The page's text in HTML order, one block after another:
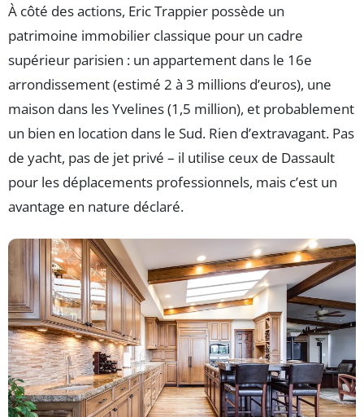
À côté des actions, Eric Trappier possède un
patrimoine immobilier classique pour un cadre
supérieur parisien : un appartement dans le 16e
arrondissement (estimé 2 à 3 millions d’euros), une
maison dans les Yvelines (1,5 million), et probablement
un bien en location dans le Sud. Rien d’extravagant. Pas
de yacht, pas de jet privé – il utilise ceux de Dassault
pour les déplacements professionnels, mais c’est un
avantage en nature déclaré.